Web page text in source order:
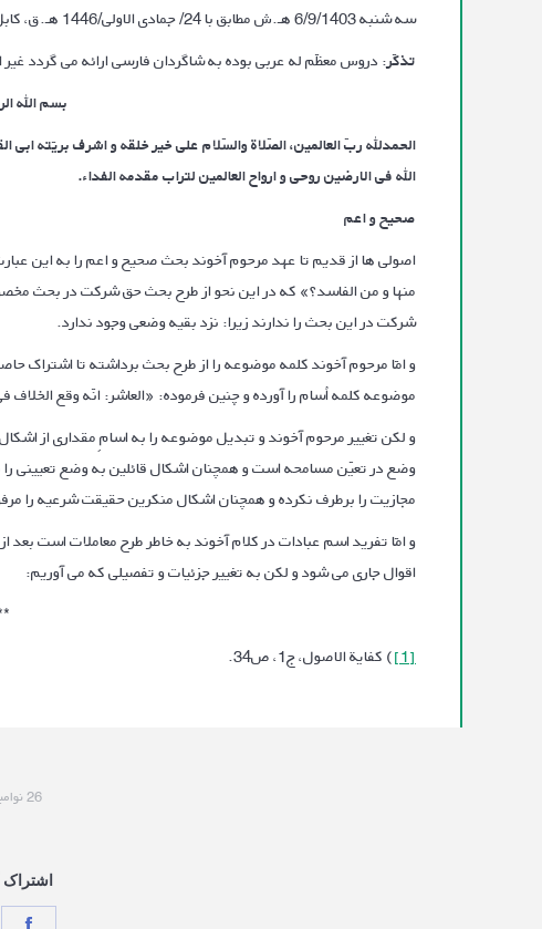
سه‌‌ شنبه 6/9/1403 هـ.ش مطابق با 24/ جمادی الاولی/1446 هـ.ق، کابل، حوزه علمیّه دارالمعارف اهلبیت
تذکّر: دروس معظّم له عربی بوده به شاگردان فارسی ارائه می گردد غیر
بسم الله
الحمدلله ربّ العالمین، الصّلاة والسّلام علی خیر خلقه و اشرف بریّته
الله فی الارضین روحی و ارواح العالمین لتراب مقدمه الفداء.
صحیح و اعم
اصولی ها از قدیم تا عهد مرحوم آخوند بحث صحیح و اعم را به این
منها و من الفاسد؟» که در این نحو از طرح بحث حق شرکت در بحث
شرکت در این بحث را ندارند زیرا: نزد بقیه وضعی وجود ندارد.
و امّا مرحوم آخوند کلمه موضوعه را از طرح بحث برداشته تا اشتراک
موضوعه کلمه اُسام را آورده و چنین فرموده: «العاشر: انّه وقع الخلاف
و لکن تغییر مرحوم آخوند و تبدیل موضوعه را به اسامٍ مقداری از
وضع در تعیّن مسامحه است و همچنان اشکال قائلین به وضع تعیینی
مجازیت را برطرف نکرده و همچنان اشکال منکرین حقیقت شرعیه را
و امّا تفرید اسم عبادات در کلام آخوند به خاطر طرح معاملات است
اقوال جاری می شود و لکن به تغییر جزئیات و تفصیلی که می آوریم:
[1]
) کفایة الاصول، ج1، ص34.
26 نوامبر 2024